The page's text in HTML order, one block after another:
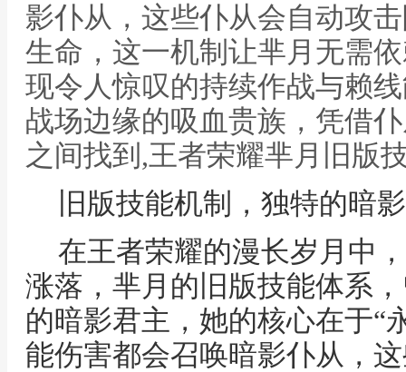
影仆从，这些仆从会自动攻
生命，这一机制让芈月无需
现令人惊叹的持续作战与赖
战场边缘的吸血贵族，凭借
之间找到,王者荣耀芈月旧版
旧版技能机制，独特的暗
在王者荣耀的漫长岁月中
涨落，芈月的旧版技能体系
的暗影君主，她的核心在于“
能伤害都会召唤暗影仆从，